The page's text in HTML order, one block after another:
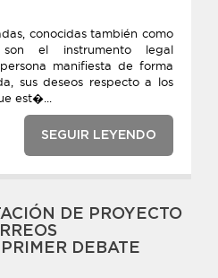
conocidas también como
son el instrumento legal
manifiesta de forma
sus deseos respecto a los
est�...
SEGUIR LEYENDO
DE PROYECTO
DEBATE